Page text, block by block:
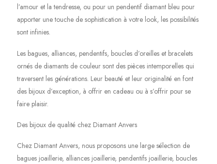
l’amour et la tendresse, ou pour un pendentif diamant bleu pour
apporter une touche de sophistication à votre look, les possibilités
sont infinies.
Les bagues, alliances, pendentifs, boucles d’oreilles et bracelets
ornés de diamants de couleur sont des pièces intemporelles qui
traversent les générations. Leur beauté et leur originalité en font
des bijoux d’exception, à offrir en cadeau ou à s’offrir pour se
faire plaisir.
Des bijoux de qualité chez Diamant Anvers
Chez Diamant Anvers, nous proposons une large sélection de
bagues joaillerie, alliances joaillerie, pendentifs joaillerie, boucles